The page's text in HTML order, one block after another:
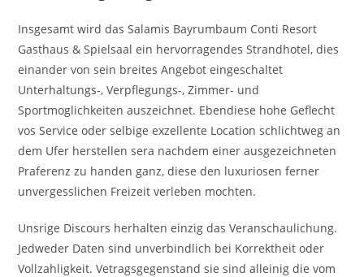
Insgesamt wird das Salamis Bayrumbaum Conti Resort
Gasthaus & Spielsaal ein hervorragendes Strandhotel, dies
einander von sein breites Angebot eingeschaltet
Unterhaltungs-, Verpflegungs-, Zimmer- und
Sportmoglichkeiten auszeichnet. Ebendiese hohe Geflecht
vos Service oder selbige exzellente Location schlichtweg an
dem Ufer herstellen sera nachdem einer ausgezeichneten
Praferenz zu handen ganz, diese den luxuriosen ferner
unvergesslichen Freizeit verleben mochten.
Unsrige Discours herhalten einzig das Veranschaulichung.
Jedweder Daten sind unverbindlich bei Korrektheit oder
Vollzahligkeit. Vetragsgegenstand sie sind alleinig die vom